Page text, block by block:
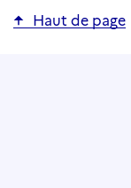
Haut de page